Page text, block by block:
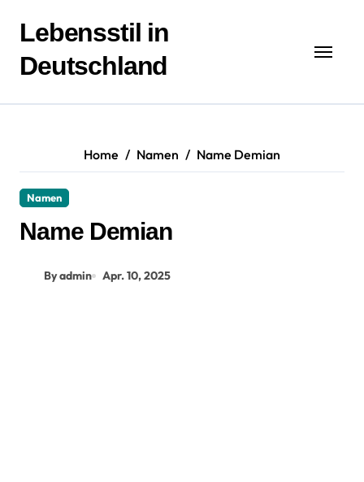
Inhalt
springen
Lebensstil in
Deutschland
Home Namen Name Demian
Namen
Name Demian
By admin Apr. 10, 2025